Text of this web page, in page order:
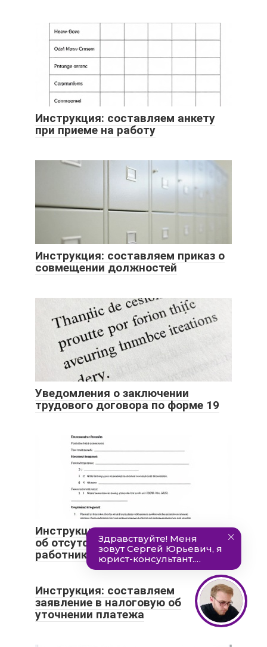
Инструкция: составляем анкету
при приеме на работу
Инструкция: составляем приказ о
совмещении должностей
Уведомления о заключении
трудового договора по форме 19
Инструкция: составляем письмо
об отсутствии деятельности и
работников
Инструкция: составляем
заявление в налоговую об
уточнении платежа